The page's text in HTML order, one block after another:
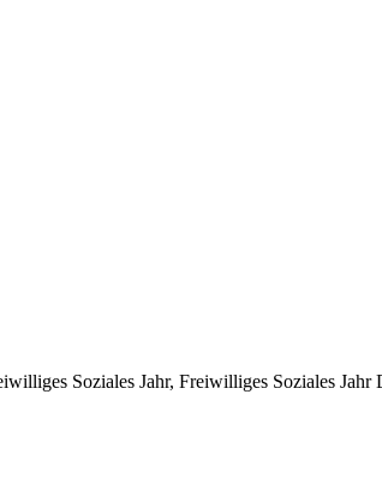
Soziales Jahr, Freiwilliges Soziales